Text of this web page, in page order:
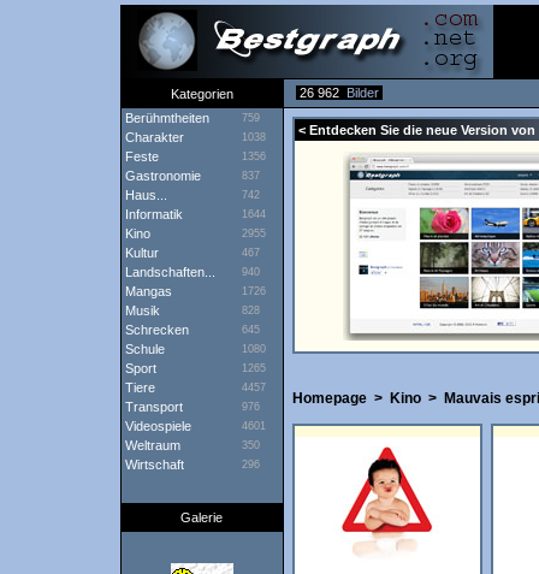
Kategorien 26 962 Bilder
Berühmtheiten
759
Charakter 1038
Feste 1356
Gastronomie 837
Haus... 742
Informatik 1644
Kino 2955
Kultur 467
Landschaften... 940
Mangas 1726
Musik 828
Schrecken 645
Schule 1080
Sport 1265
Tiere 4457
Transport 976
Videospiele 4601
Weltraum 350
Wirtschaft 296
Galerie
< Entdecken Sie die neue Version
Homepage> Kino> Mauvais